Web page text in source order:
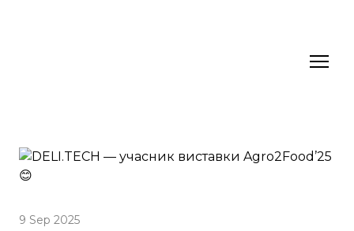
9 Sep 2025